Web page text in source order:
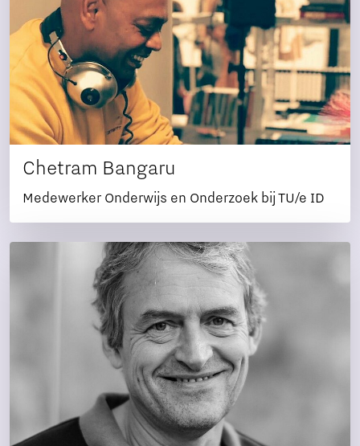
Chetram Bangaru
Medewerker Onderwijs en Onderzoek bij TU/e ID